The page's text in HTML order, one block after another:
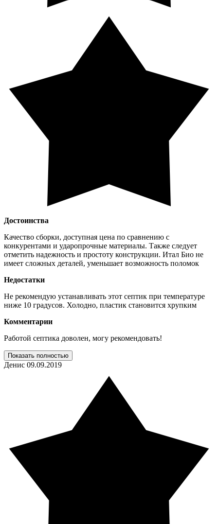
Достоинства
Качество сборки, доступная цена по сравнению с
конкурентами и ударопрочные материалы. Также следует
отметить надежность и простоту конструкции. Итал Био не
имеет сложных деталей, уменьшает возможность поломок
Недостатки
Не рекомендую устанавливать этот септик при температуре
ниже 10 градусов. Холодно, пластик становится хрупким
Комментарии
Работой септика доволен, могу рекомендовать!
Показать полностью
Денис 09.09.2019